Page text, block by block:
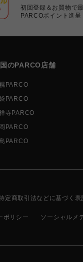
初回登録＆お買物で
PARCOポイント進呈
のPARCO店舗
PARCO
PARCO
寺PARCO
PARCO
PARCO
定商取引法などに基づく表
ポリシー ソーシャルメ